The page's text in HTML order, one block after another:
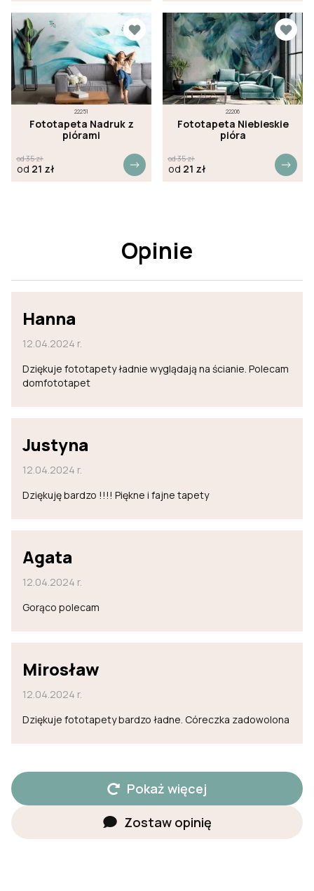
22251
Fototapeta Nadruk z
piórami
od35zł
od 21 zł
22206
Fototapeta Niebieskie
pióra
od35zł
od 21 zł
Opinie
Hanna
12.04.2024 r.
Dziękuje fototapety ładnie wyglądają na ścianie. Polecam
domfototapet
Justyna
12.04.2024 r.
Dziękuję bardzo !!!! Piękne i fajne tapety
Agata
12.04.2024 r.
Gorąco polecam
Mirosław
12.04.2024 r.
Dziękuje fototapety bardzo ładne. Córeczka zadowolona
Pokaż więcej
Zostaw opinię